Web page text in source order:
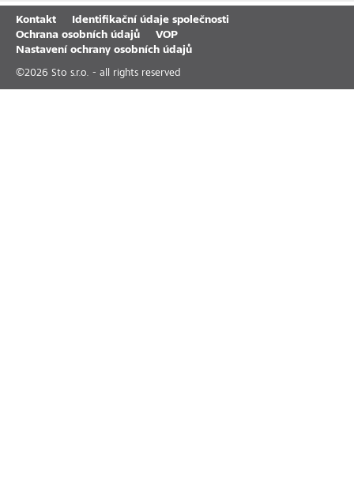
Kontakt
Identifikační údaje společnosti
Ochrana osobních údajů
VOP
Nastavení ochrany osobních údajů
©2026 Sto s.r.o. - all rights reserved